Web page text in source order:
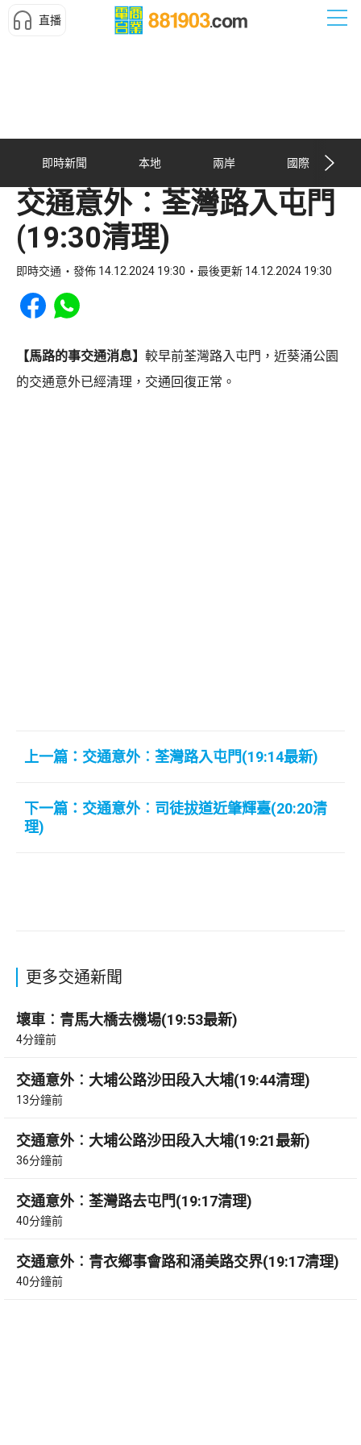
直播
即時新聞 本地 兩岸 國際
交通意外︰荃灣路入屯門
(19:30清理)
即時交通 發佈 14.12.2024 19:30 最後更新 14.12.2024 19:30
Share to Facebook
Share to WhatsApp
【馬路的事交通消息】 較早前荃灣路入屯門，近葵涌公園
的交通意外已經清理，交通回復正常。
上一篇：交通意外︰荃灣路入屯門(19:14最新)
下一篇：交通意外︰司徒拔道近肇輝臺(20:20清
理)
更多交通新聞
壞車︰青馬大橋去機場(19:53最新)
4分鐘前
交通意外︰大埔公路沙田段入大埔(19:44清理)
13分鐘前
交通意外︰大埔公路沙田段入大埔(19:21最新)
36分鐘前
交通意外︰荃灣路去屯門(19:17清理)
40分鐘前
交通意外︰青衣鄉事會路和涌美路交界(19:17清理)
40分鐘前